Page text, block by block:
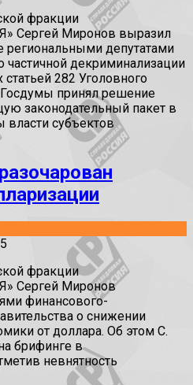
фракции
Сергей Миронов выразил
региональными депутатами
частичной декриминализации
282 Уголовного
принял решение
законодательный пакет в
власти субъектов
фракции
Сергей Миронов
финансового-
о снижении
от доллара. Об этом С.
брифинге в
невнятность